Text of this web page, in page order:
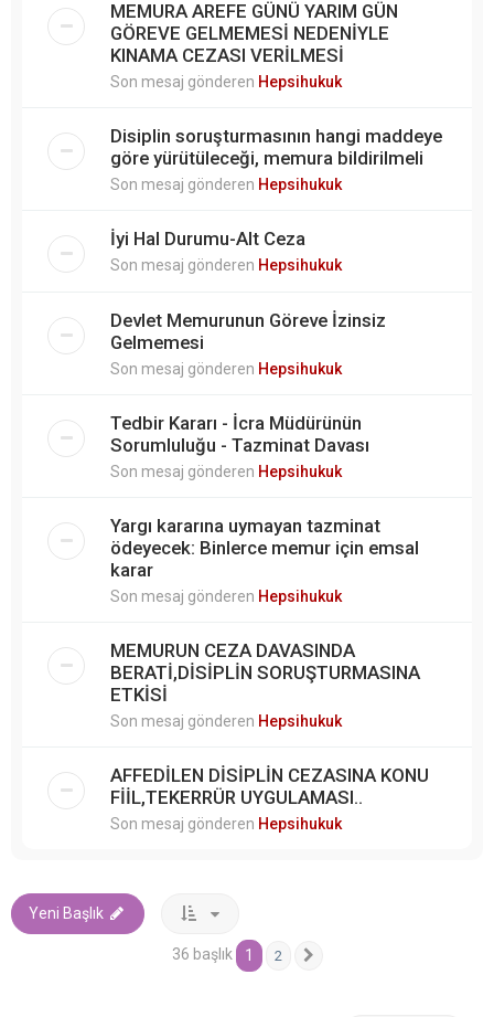
MEMURA AREFE GÜNÜ YARIM GÜN
GÖREVE GELMEMESİ NEDENİYLE
KINAMA CEZASI VERİLMESİ
Son mesaj gönderen Hepsihukuk
Disiplin soruşturmasının hangi maddeye
göre yürütüleceği, memura bildirilmeli
Son mesaj gönderen Hepsihukuk
İyi Hal Durumu-Alt Ceza
Son mesaj gönderen Hepsihukuk
Devlet Memurunun Göreve İzinsiz
Gelmemesi
Son mesaj gönderen Hepsihukuk
Tedbir Kararı - İcra Müdürünün
Sorumluluğu - Tazminat Davası
Son mesaj gönderen Hepsihukuk
Yargı kararına uymayan tazminat
ödeyecek: Binlerce memur için emsal
karar
Son mesaj gönderen Hepsihukuk
MEMURUN CEZA DAVASINDA
BERATİ,DİSİPLİN SORUŞTURMASINA
ETKİSİ
Son mesaj gönderen Hepsihukuk
AFFEDİLEN DİSİPLİN CEZASINA KONU
FİİL,TEKERRÜR UYGULAMASI..
Son mesaj gönderen Hepsihukuk
Yeni Başlık
36 başlık 1 2